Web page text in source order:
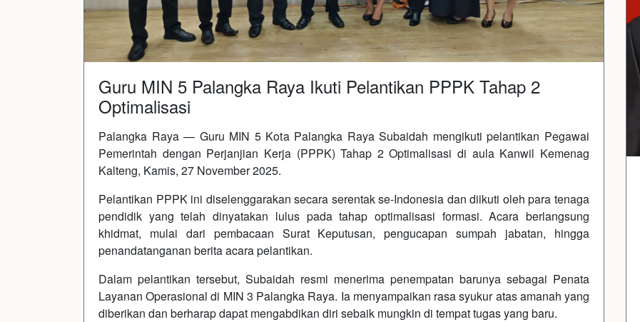
Guru MIN 5 Palangka Raya Ikuti Pelantikan PPPK Tahap 2
Optimalisasi
Palangka Raya — Guru MIN 5 Kota Palangka Raya Subaidah mengikuti pelantikan Pegawai
Pemerintah dengan Perjanjian Kerja (PPPK) Tahap 2 Optimalisasi di aula Kanwil Kemenag
Kalteng, Kamis, 27 November 2025.
Pelantikan PPPK ini diselenggarakan secara serentak se-Indonesia dan diikuti oleh para tenaga
pendidik yang telah dinyatakan lulus pada tahap optimalisasi formasi. Acara berlangsung
khidmat, mulai dari pembacaan Surat Keputusan, pengucapan sumpah jabatan, hingga
penandatanganan berita acara pelantikan.
Dalam pelantikan tersebut, Subaidah resmi menerima penempatan barunya sebagai Penata
Layanan Operasional di MIN 3 Palangka Raya. Ia menyampaikan rasa syukur atas amanah yang
diberikan dan berharap dapat mengabdikan diri sebaik mungkin di tempat tugas yang baru.